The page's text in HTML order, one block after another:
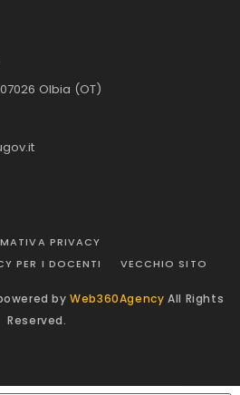
Olbia (OT)
PRIVACY
PER I DOCENTI
VECCHIO SITO
byWeb360Agency All Rights
Reserved.